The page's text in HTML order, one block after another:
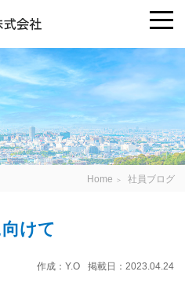
式
Home ＞ 社員ブログ
けて
掲載日：2023.04.24
作成：Y.O